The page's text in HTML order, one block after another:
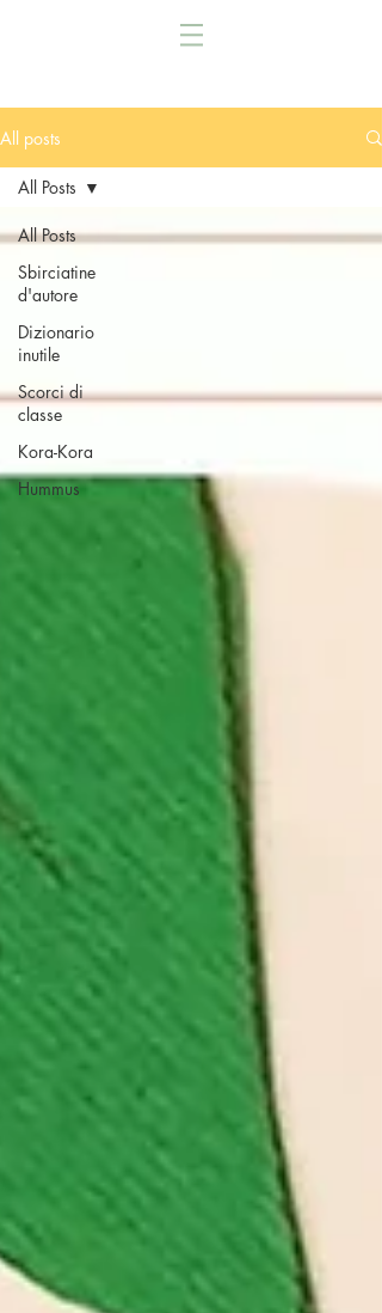
All posts
All Posts
Sbirciatine
d'autore
Dizionario
inutile
Scorci di
classe
Kora-Kora
Hummus
All Posts